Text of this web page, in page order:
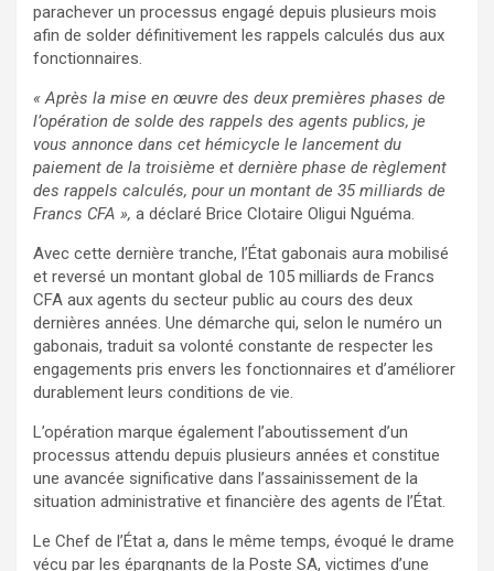
parachever un processus engagé depuis plusieurs mois
afin de solder définitivement les rappels calculés dus aux
fonctionnaires.
« Après la mise en œuvre des deux premières phases de
l’opération de solde des rappels des agents publics, je
vous annonce dans cet hémicycle le lancement du
paiement de la troisième et dernière phase de règlement
des rappels calculés, pour un montant de 35 milliards de
Francs CFA », a déclaré Brice Clotaire Oligui Nguéma.
Avec cette dernière tranche, l’État gabonais aura mobilisé
et reversé un montant global de 105 milliards de Francs
CFA aux agents du secteur public au cours des deux
dernières années. Une démarche qui, selon le numéro un
gabonais, traduit sa volonté constante de respecter les
engagements pris envers les fonctionnaires et d’améliorer
durablement leurs conditions de vie.
L’opération marque également l’aboutissement d’un
processus attendu depuis plusieurs années et constitue
une avancée significative dans l’assainissement de la
situation administrative et financière des agents de l’État.
Le Chef de l’État a, dans le même temps, évoqué le drame
vécu par les épargnants de la Poste SA, victimes d’une